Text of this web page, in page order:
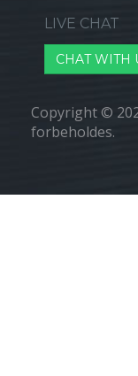
LIVE CHAT
CHAT WITH
Copyright ©
forbeholdes.